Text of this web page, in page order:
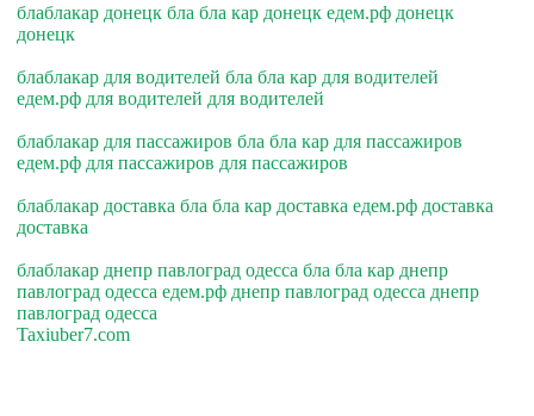
блаблакар донецк бла бла кар донецк едем.рф донецк
донецк
блаблакар для водителей бла бла кар для водителей
едем.рф для водителей для водителей
блаблакар для пассажиров бла бла кар для пассажиров
едем.рф для пассажиров для пассажиров
блаблакар доставка бла бла кар доставка едем.рф доставка
доставка
блаблакар днепр павлоград одесса бла бла кар днепр
павлоград одесса едем.рф днепр павлоград одесса днепр
павлоград одесса
Taxiuber7.com